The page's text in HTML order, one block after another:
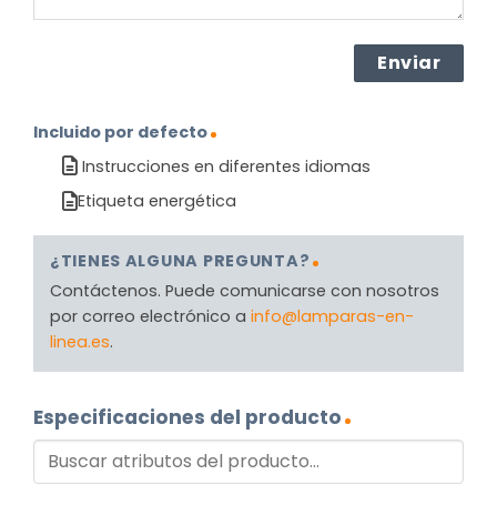
Incluido por defecto
Instrucciones en diferentes idiomas
Etiqueta energética
¿TIENES ALGUNA PREGUNTA?
Contáctenos. Puede comunicarse con nosotros
por correo electrónico a info@lamparas-en-
linea.es.
Especificaciones del producto